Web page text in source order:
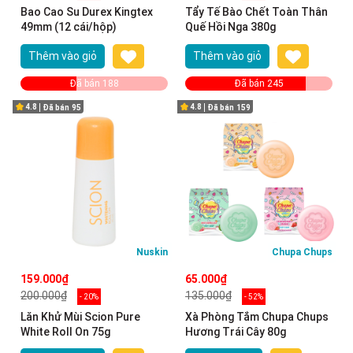
Bao Cao Su Durex Kingtex
49mm (12 cái/hộp)
Thêm vào giỏ
Đã bán 188
Tẩy Tế Bào Chết Toàn Thân
Quế Hồi Nga 380g
Thêm vào giỏ
Đã bán 245
4.8 Đã bán 95
Nuskin
159.000₫
200.000₫
- 20%
Lăn Khử Mùi Scion Pure
White Roll On 75g
4.8 Đã bán 159
Chupa Chups
65.000₫
135.000₫
- 52%
Xà Phòng Tắm Chupa Chups
Hương Trái Cây 80g